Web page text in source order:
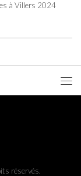
à Villers 2024
réservés.